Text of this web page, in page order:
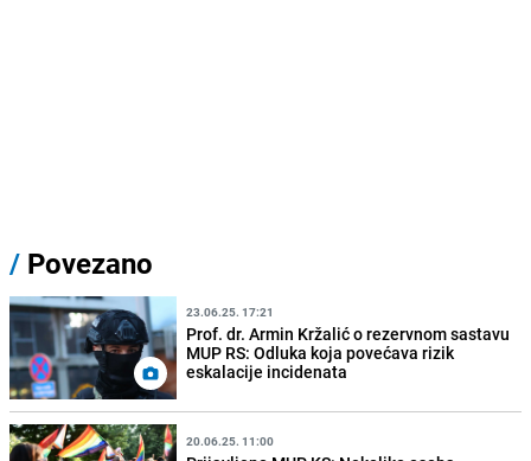
/ Povezano
23.06.25. 17:21
Prof. dr. Armin Kržalić o rezervnom sastavu
MUP RS: Odluka koja povećava rizik
eskalacije incidenata
20.06.25. 11:00